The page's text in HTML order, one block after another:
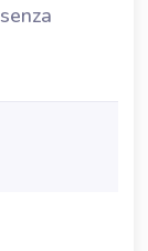
senza